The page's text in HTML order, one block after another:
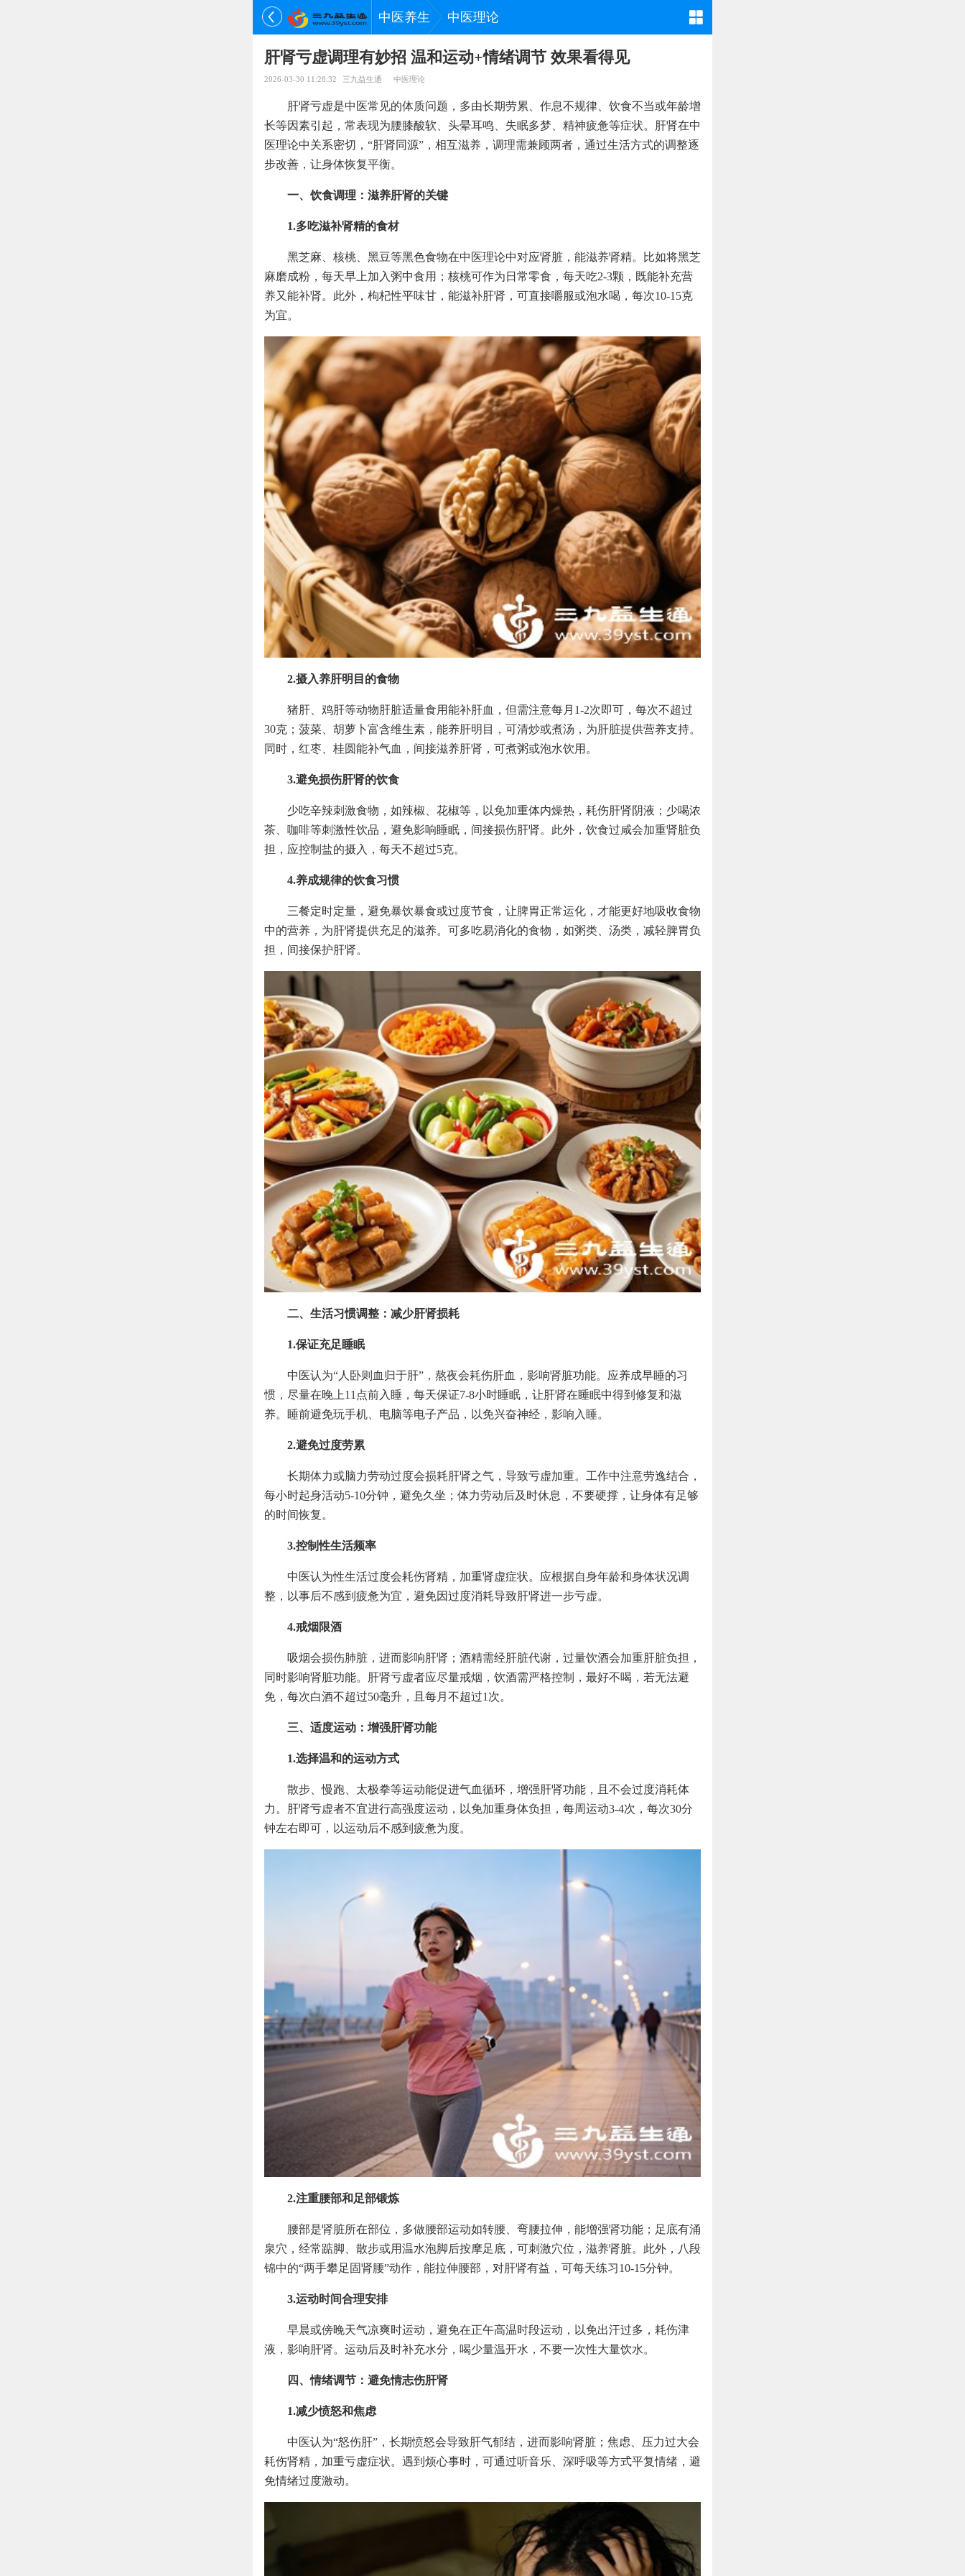
中医养生 中医理论
肝肾亏虚调理有妙招 温和运动+情绪调节 效果看得见
2026-03-30 11:28:32 三九益生通 中医理论
肝肾亏虚是中医常见的体质问题，多由长期劳累、作息不规律、饮食不当或年龄增
长等因素引起，常表现为腰膝酸软、头晕耳鸣、失眠多梦、精神疲惫等症状。肝肾在中
医理论中关系密切，“肝肾同源”，相互滋养，调理需兼顾两者，通过生活方式的调整逐
步改善，让身体恢复平衡。
一、饮食调理：滋养肝肾的关键
1.多吃滋补肾精的食材
黑芝麻、核桃、黑豆等黑色食物在中医理论中对应肾脏，能滋养肾精。比如将黑芝
麻磨成粉，每天早上加入粥中食用；核桃可作为日常零食，每天吃2-3颗，既能补充营
养又能补肾。此外，枸杞性平味甘，能滋补肝肾，可直接嚼服或泡水喝，每次10-15克
为宜。
2.摄入养肝明目的食物
猪肝、鸡肝等动物肝脏适量食用能补肝血，但需注意每月1-2次即可，每次不超过
30克；菠菜、胡萝卜富含维生素，能养肝明目，可清炒或煮汤，为肝脏提供营养支持。
同时，红枣、桂圆能补气血，间接滋养肝肾，可煮粥或泡水饮用。
3.避免损伤肝肾的饮食
少吃辛辣刺激食物，如辣椒、花椒等，以免加重体内燥热，耗伤肝肾阴液；少喝浓
茶、咖啡等刺激性饮品，避免影响睡眠，间接损伤肝肾。此外，饮食过咸会加重肾脏负
担，应控制盐的摄入，每天不超过5克。
4.养成规律的饮食习惯
三餐定时定量，避免暴饮暴食或过度节食，让脾胃正常运化，才能更好地吸收食物
中的营养，为肝肾提供充足的滋养。可多吃易消化的食物，如粥类、汤类，减轻脾胃负
担，间接保护肝肾。
二、生活习惯调整：减少肝肾损耗
1.保证充足睡眠
中医认为“人卧则血归于肝”，熬夜会耗伤肝血，影响肾脏功能。应养成早睡的习
惯，尽量在晚上11点前入睡，每天保证7-8小时睡眠，让肝肾在睡眠中得到修复和滋
养。睡前避免玩手机、电脑等电子产品，以免兴奋神经，影响入睡。
2.避免过度劳累
长期体力或脑力劳动过度会损耗肝肾之气，导致亏虚加重。工作中注意劳逸结合，
每小时起身活动5-10分钟，避免久坐；体力劳动后及时休息，不要硬撑，让身体有足够
的时间恢复。
3.控制性生活频率
中医认为性生活过度会耗伤肾精，加重肾虚症状。应根据自身年龄和身体状况调
整，以事后不感到疲惫为宜，避免因过度消耗导致肝肾进一步亏虚。
4.戒烟限酒
吸烟会损伤肺脏，进而影响肝肾；酒精需经肝脏代谢，过量饮酒会加重肝脏负担，
同时影响肾脏功能。肝肾亏虚者应尽量戒烟，饮酒需严格控制，最好不喝，若无法避
免，每次白酒不超过50毫升，且每月不超过1次。
三、适度运动：增强肝肾功能
1.选择温和的运动方式
散步、慢跑、太极拳等运动能促进气血循环，增强肝肾功能，且不会过度消耗体
力。肝肾亏虚者不宜进行高强度运动，以免加重身体负担，每周运动3-4次，每次30分
钟左右即可，以运动后不感到疲惫为度。
2.注重腰部和足部锻炼
腰部是肾脏所在部位，多做腰部运动如转腰、弯腰拉伸，能增强肾功能；足底有涌
泉穴，经常踮脚、散步或用温水泡脚后按摩足底，可刺激穴位，滋养肾脏。此外，八段
锦中的“两手攀足固肾腰”动作，能拉伸腰部，对肝肾有益，可每天练习10-15分钟。
3.运动时间合理安排
早晨或傍晚天气凉爽时运动，避免在正午高温时段运动，以免出汗过多，耗伤津
液，影响肝肾。运动后及时补充水分，喝少量温开水，不要一次性大量饮水。
四、情绪调节：避免情志伤肝肾
1.减少愤怒和焦虑
中医认为“怒伤肝”，长期愤怒会导致肝气郁结，进而影响肾脏；焦虑、压力过大会
耗伤肾精，加重亏虚症状。遇到烦心事时，可通过听音乐、深呼吸等方式平复情绪，避
免情绪过度激动。